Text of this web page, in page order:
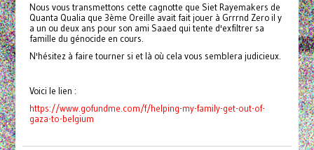
Nous vous transmettons cette cagnotte que Siet Rayemakers de
Quanta Qualia que 3ème Oreille avait fait jouer à Grrrnd Zero il y
a un ou deux ans pour son ami Saaed qui tente d'exfiltrer sa
famille du génocide en cours.
N'hésitez à faire tourner si et là où cela vous semblera judicieux.
Voici le lien :
https://www.gofundme.com/f/helping-my-family-get-out-of-
gaza-to-belgium